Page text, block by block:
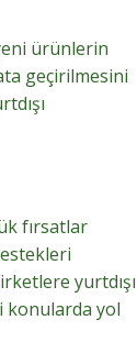
ürünlerin
geçirilmesini
fırsatlar
yurtdışı
konularda yol